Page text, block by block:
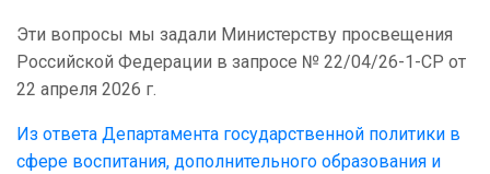
Эти вопросы мы задали Министерству просвещения
Российской Федерации в запросе № 22/04/26-1-СР от
22 апреля 2026 г.
Из ответа Департамента государственной политики в
сфере воспитания, дополнительного образования и